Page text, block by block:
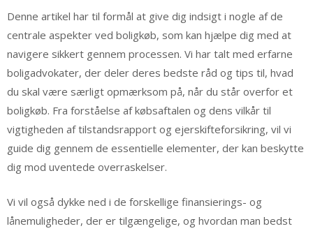
Denne artikel har til formål at give dig indsigt i nogle af de
centrale aspekter ved boligkøb, som kan hjælpe dig med at
navigere sikkert gennem processen. Vi har talt med erfarne
boligadvokater, der deler deres bedste råd og tips til, hvad
du skal være særligt opmærksom på, når du står overfor et
boligkøb. Fra forståelse af købsaftalen og dens vilkår til
vigtigheden af tilstandsrapport og ejerskifteforsikring, vil vi
guide dig gennem de essentielle elementer, der kan beskytte
dig mod uventede overraskelser.
Vi vil også dykke ned i de forskellige finansierings- og
lånemuligheder, der er tilgængelige, og hvordan man bedst